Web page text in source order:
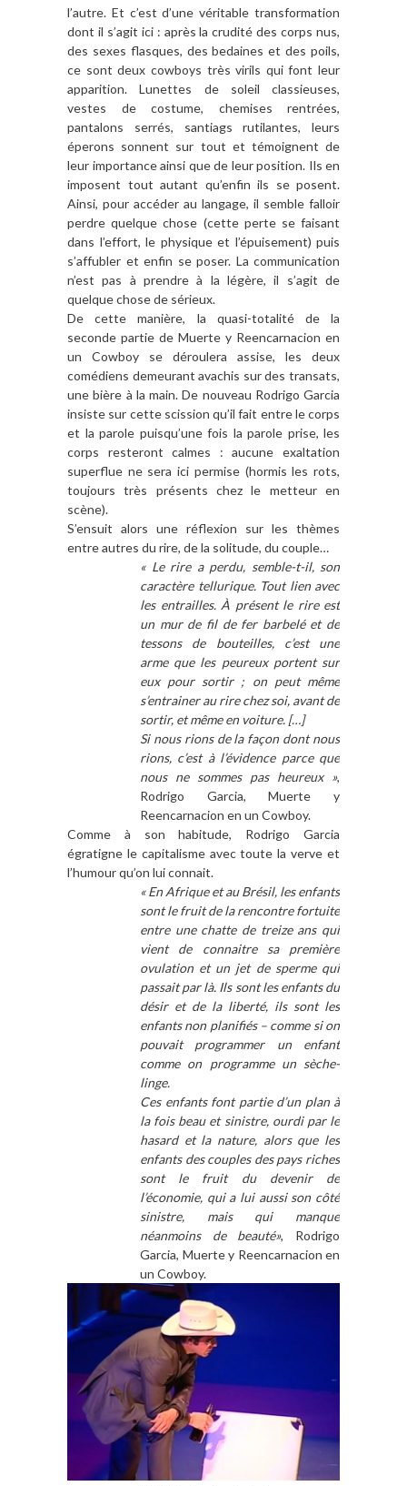
l’autre. Et c’est d’une véritable transformation
dont il s’agit ici : après la crudité des corps nus,
des sexes flasques, des bedaines et des poils,
ce sont deux cowboys très virils qui font leur
apparition. Lunettes de soleil classieuses,
vestes de costume, chemises rentrées,
pantalons serrés, santiags rutilantes, leurs
éperons sonnent sur tout et témoignent de
leur importance ainsi que de leur position. Ils en
imposent tout autant qu’enfin ils se posent.
Ainsi, pour accéder au langage, il semble falloir
perdre quelque chose (cette perte se faisant
dans l’effort, le physique et l’épuisement) puis
s’affubler et enfin se poser. La communication
n’est pas à prendre à la légère, il s’agit de
quelque chose de sérieux.
De cette manière, la quasi-totalité de la
seconde partie de Muerte y Reencarnacion en
un Cowboy se déroulera assise, les deux
comédiens demeurant avachis sur des transats,
une bière à la main. De nouveau Rodrigo Garcia
insiste sur cette scission qu’il fait entre le corps
et la parole puisqu’une fois la parole prise, les
corps resteront calmes : aucune exaltation
superflue ne sera ici permise (hormis les rots,
toujours très présents chez le metteur en
scène).
S’ensuit alors une réflexion sur les thèmes
entre autres du rire, de la solitude, du couple…
« Le rire a perdu, semble-t-il, son
caractère tellurique. Tout lien avec
les entrailles. À présent le rire est
un mur de fil de fer barbelé et de
tessons de bouteilles, c’est une
arme que les peureux portent sur
eux pour sortir ; on peut même
s’entrainer au rire chez soi, avant de
sortir, et même en voiture. […]
Si nous rions de la façon dont nous
rions, c’est à l’évidence parce que
nous ne sommes pas heureux »,
Rodrigo Garcia, Muerte y
Reencarnacion en un Cowboy.
Comme à son habitude, Rodrigo Garcia
égratigne le capitalisme avec toute la verve et
l’humour qu’on lui connait.
« En Afrique et au Brésil, les enfants
sont le fruit de la rencontre fortuite
entre une chatte de treize ans qui
vient de connaitre sa première
ovulation et un jet de sperme qui
passait par là. Ils sont les enfants du
désir et de la liberté, ils sont les
enfants non planifiés – comme si on
pouvait programmer un enfant
comme on programme un sèche-
linge.
Ces enfants font partie d’un plan à
la fois beau et sinistre, ourdi par le
hasard et la nature, alors que les
enfants des couples des pays riches
sont le fruit du devenir de
l’économie, qui a lui aussi son côté
sinistre, mais qui manque
néanmoins de beauté», Rodrigo
Garcia, Muerte y Reencarnacion en
un Cowboy.